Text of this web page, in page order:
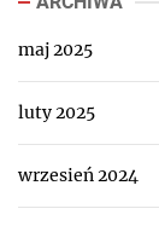
maj 2025
luty 2025
wrzesień 2024